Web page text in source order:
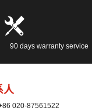
90 days warranty service
人
020-87561522